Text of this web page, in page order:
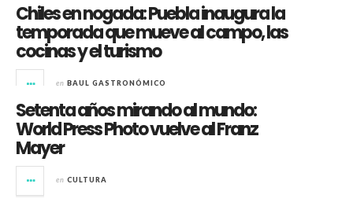
Chiles en nogada: Puebla inaugura la
temporada que mueve al campo, las
cocinas y el turismo
en BAUL GASTRONÓMICO
Setenta años mirando al mundo:
World Press Photo vuelve al Franz
Mayer
en CULTURA